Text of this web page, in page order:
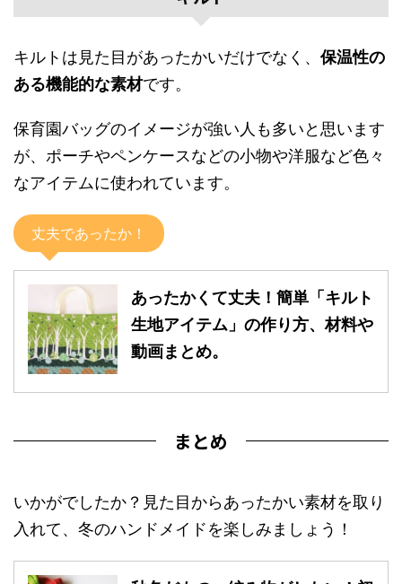
キルトは見た目があったかいだけでなく、 保温性の
ある機能的な素材です。
保育園バッグのイメージが強い人も多いと思います
が、ポーチやペンケースなどの小物や洋服など色々
なアイテムに使われています。
丈夫であったか！
あったかくて丈夫！簡単「キルト
生地アイテム」の作り方、材料や
動画まとめ。
まとめ
いかがでしたか？見た目からあったかい素材を取り
入れて、冬のハンドメイドを楽しみましょう！